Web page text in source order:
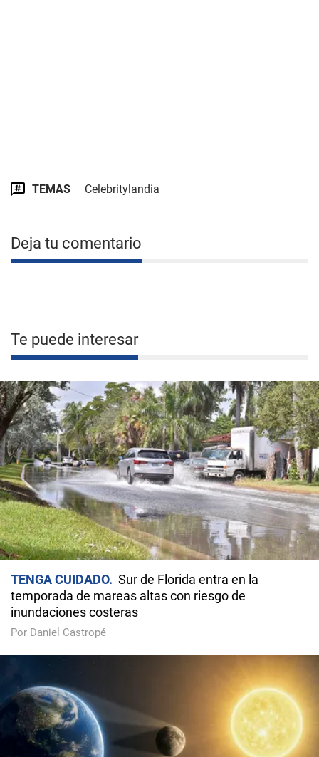
TEMAS Celebritylandia
Deja tu comentario
Te puede interesar
TENGA CUIDADO
Sur de Florida entra en la
temporada de mareas altas con riesgo de
inundaciones costeras
Por Daniel Castropé